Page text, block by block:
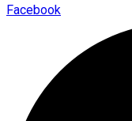
Facebook